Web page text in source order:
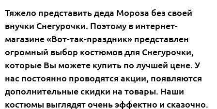
Тяжело представить деда Мороза без своей
внучки Снегурочки. Поэтому в интернет-
магазине «Вот-так-праздник» представлен
огромный выбор костюмов для Снегурочки,
которые Вы можете купить по лучшей цене. У
нас постоянно проводятся акции, появляются
дополнительные скидки на товары. Наши
костюмы выглядят очень эффектно и сказочно.